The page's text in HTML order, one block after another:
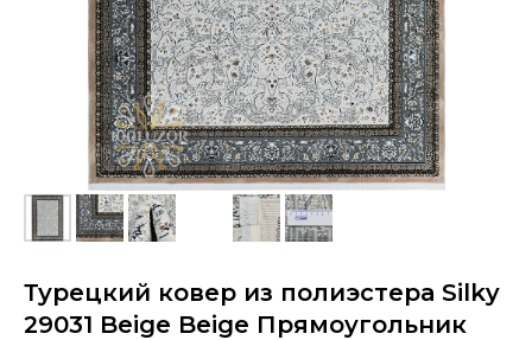
Турецкий ковер из полиэстера Silky
29031 Beige Beige Прямоугольник